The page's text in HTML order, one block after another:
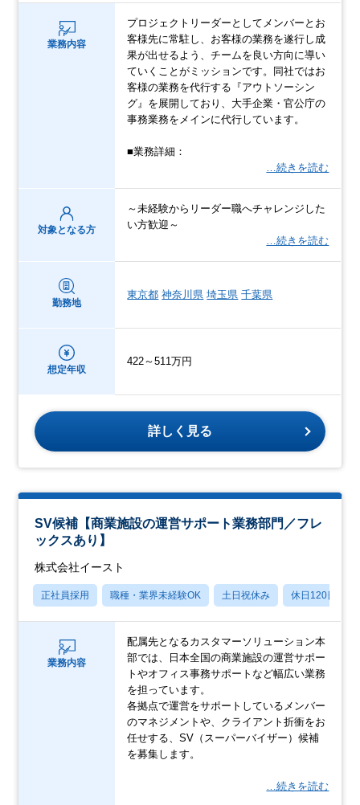
業務内容
プロジェクトリーダーとしてメンバーとお
客様先に常駐し、お客様の業務を遂行し成
果が出せるよう、チームを良い方向に導い
ていくことがミッションです。同社ではお
客様の業務を代行する『アウトソーシン
グ』を展開しており、大手企業・官公庁の
事務業務をメインに代行しています。
■業務詳細：
…続きを読む
対象となる方
～未経験からリーダー職へチャレンジした
い方歓迎～
…続きを読む
勤務地
東京都 神奈川県 埼玉県 千葉県
想定年収
422～511万円
詳しく見る
SV候補【商業施設の運営サポート業務部門／フレ
ックスあり】
株式会社イースト
正社員採用 職種・業界未経験OK 土日祝休み 休日120日以上
業務内容
配属先となるカスタマーソリューション本
部では、日本全国の商業施設の運営サポー
トやオフィス事務サポートなど幅広い業務
を担っています。
各拠点で運営をサポートしているメンバー
のマネジメントや、クライアント折衝をお
任せする、SV（スーパーバイザー）候補
を募集します。
…続きを読む